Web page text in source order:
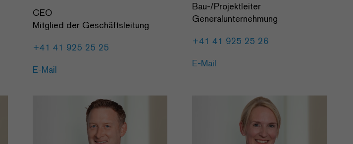
CEO
Mitglied der Geschäftsleitung
+41 41 925 25 25
E-Mail
Bau-/Projektleiter
Generalunternehmung
+41 41 925 25 26
E-Mail